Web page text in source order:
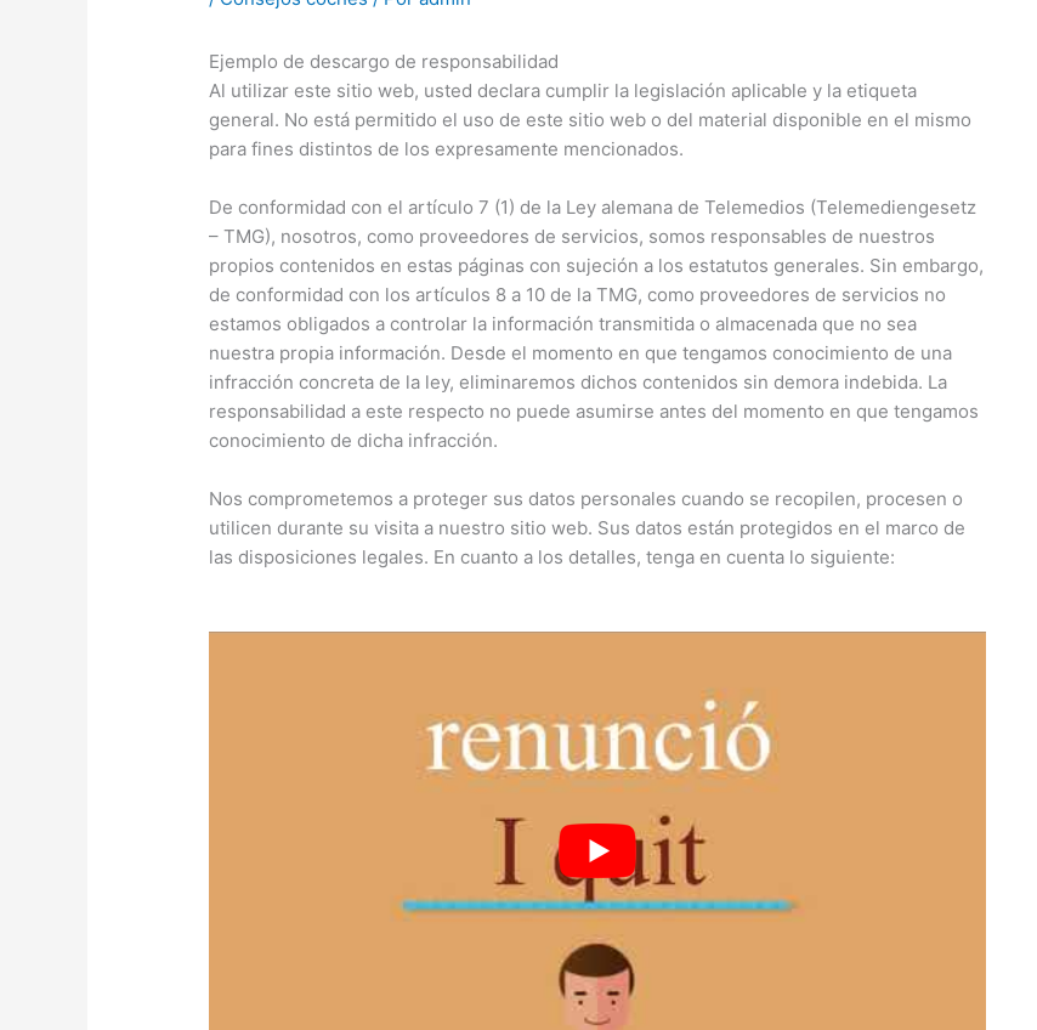
Ejemplo de descargo de responsabilidad
Al utilizar este sitio web, usted declara cumplir la legislación aplicable y la etiqueta
general. No está permitido el uso de este sitio web o del material disponible en el mismo
para fines distintos de los expresamente mencionados.
De conformidad con el artículo 7 (1) de la Ley alemana de Telemedios (Telemediengesetz
– TMG), nosotros, como proveedores de servicios, somos responsables de nuestros
propios contenidos en estas páginas con sujeción a los estatutos generales. Sin embargo,
de conformidad con los artículos 8 a 10 de la TMG, como proveedores de servicios no
estamos obligados a controlar la información transmitida o almacenada que no sea
nuestra propia información. Desde el momento en que tengamos conocimiento de una
infracción concreta de la ley, eliminaremos dichos contenidos sin demora indebida. La
responsabilidad a este respecto no puede asumirse antes del momento en que tengamos
conocimiento de dicha infracción.
Nos comprometemos a proteger sus datos personales cuando se recopilen, procesen o
utilicen durante su visita a nuestro sitio web. Sus datos están protegidos en el marco de
las disposiciones legales. En cuanto a los detalles, tenga en cuenta lo siguiente: